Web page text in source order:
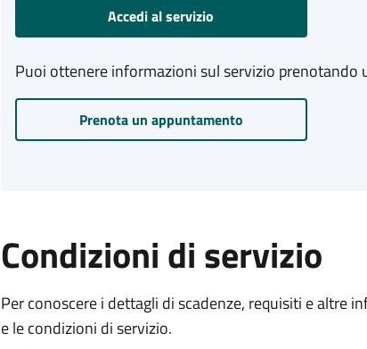
Accedi al servizio
Puoi ottenere informazioni sul servizio prenotando
Prenota un appuntamento
Condizioni di servizio
Per conoscere i dettagli di scadenze, requisiti e altre
e le condizioni di servizio.